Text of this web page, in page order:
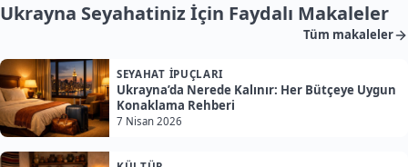
Ukrayna Seyahatiniz İçin Faydalı Makaleler
Tüm makaleler
SEYAHAT İPUÇLARI
Ukrayna’da Nerede Kalınır: Her Bütçeye Uygun
Konaklama Rehberi
7 Nisan 2026